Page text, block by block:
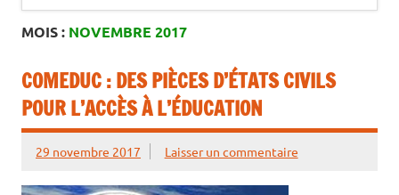
MOIS : NOVEMBRE 2017
COMEDUC : DES PIÈCES D’ÉTATS CIVILS
POUR L’ACCÈS À L’ÉDUCATION
29 novembre 2017 Laisser un commentaire